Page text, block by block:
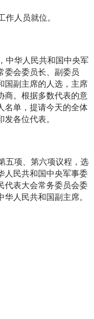
人员就位。
中华人民共和国中央军
委会委员长、副委员
国副主席的人选，主席
商。根据多数代表的意
名单，提请今天的全体
各位代表。
五项、第六项议程，选
人民共和国中央军事委
代表大会常务委员会委
人民共和国副主席。